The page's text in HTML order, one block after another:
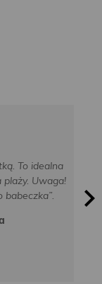
To idealna
Uwaga!
babeczka”.